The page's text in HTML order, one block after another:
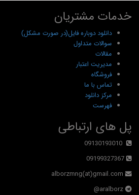
خدمات مشتریان
دانلود دوباره فایل(در صورت مشکل)
سوالات متداول
مقالات
مدیریت اعتبار
فروشگاه
تماس با ما
مرکز دانلود
فهرست
پل های ارتباطی
09130193010
09199327367
alborzmng(at)gmail.com
aralborz@